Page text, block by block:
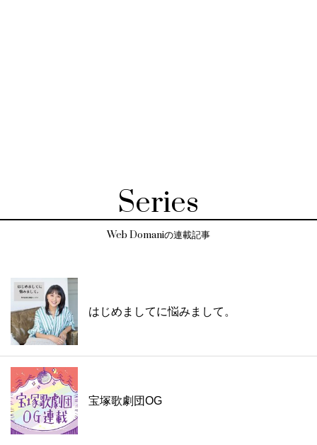
Series
Web Domaniの連載記事
はじめましてに悩みまして。
宝塚歌劇団OG